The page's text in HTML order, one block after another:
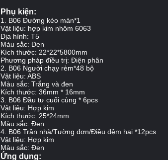
Phụ kiện:
1. B06 Đường kéo màn*1
Vật liệu: hợp kim nhôm 6063
Địa hình: T5
Màu sắc: Đen
Kích thước: 22*22*5800mm
Phương pháp điều trị: Điện phân
2. B06 Người chạy rèm*48 bộ
Vật liệu: ABS
Màu sắc: Trắng và đen
Kích thước: 36mm * 16mm
3. B06 Đầu tư cuối cùng * 6pcs
Vật liệu: Hợp kim
Kích thước: 25*24mm
Màu sắc: Đen
4. B06 Trần nhà/Tường đơn/Điều đệm hai *12pcs
Vật liệu: Hợp kim
Màu sắc: Đen
Ứng dụng: